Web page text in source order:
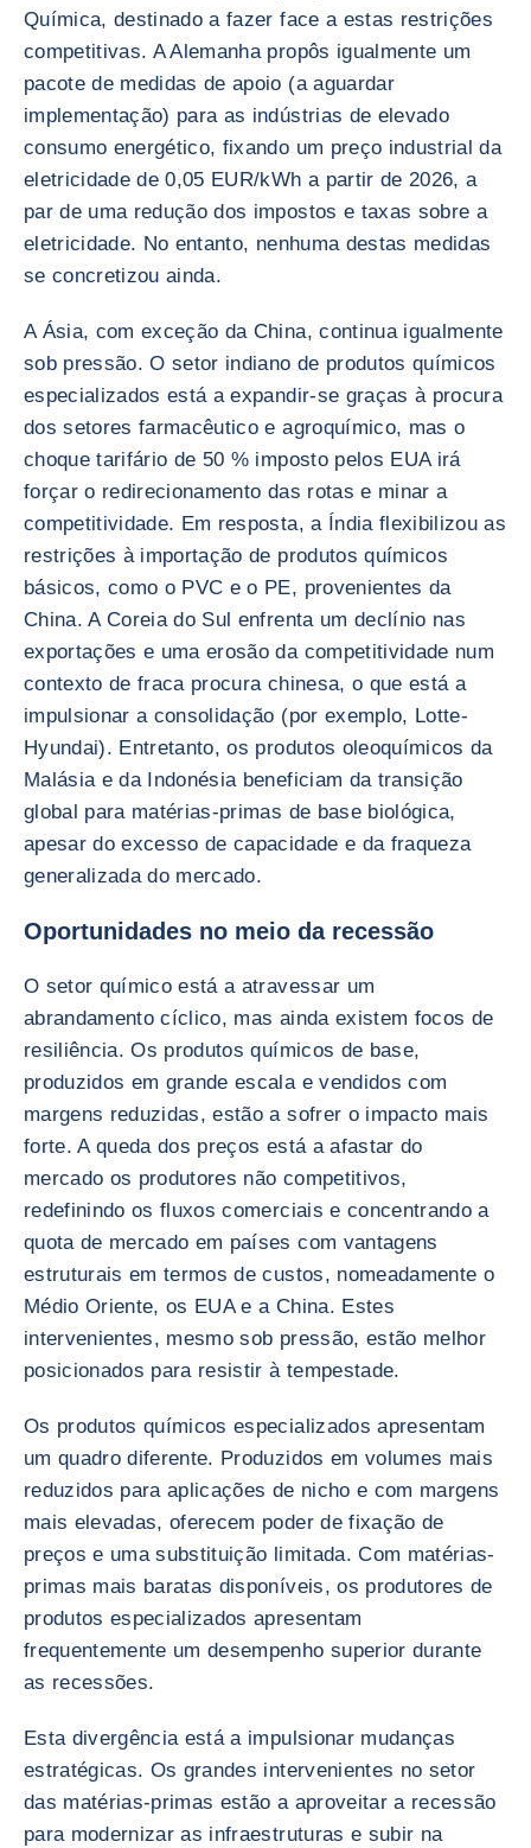
Química, destinado a fazer face a estas restrições
competitivas. A Alemanha propôs igualmente um
pacote de medidas de apoio (a aguardar
implementação) para as indústrias de elevado
consumo energético, fixando um preço industrial da
eletricidade de 0,05 EUR/kWh a partir de 2026, a
par de uma redução dos impostos e taxas sobre a
eletricidade. No entanto, nenhuma destas medidas
se concretizou ainda.
A Ásia, com exceção da China, continua igualmente
sob pressão. O setor indiano de produtos químicos
especializados está a expandir-se graças à procura
dos setores farmacêutico e agroquímico, mas o
choque tarifário de 50 % imposto pelos EUA irá
forçar o redirecionamento das rotas e minar a
competitividade. Em resposta, a Índia flexibilizou as
restrições à importação de produtos químicos
básicos, como o PVC e o PE, provenientes da
China. A Coreia do Sul enfrenta um declínio nas
exportações e uma erosão da competitividade num
contexto de fraca procura chinesa, o que está a
impulsionar a consolidação (por exemplo, Lotte-
Hyundai). Entretanto, os produtos oleoquímicos da
Malásia e da Indonésia beneficiam da transição
global para matérias-primas de base biológica,
apesar do excesso de capacidade e da fraqueza
generalizada do mercado.
Oportunidades no meio da recessão
O setor químico está a atravessar um
abrandamento cíclico, mas ainda existem focos de
resiliência. Os produtos químicos de base,
produzidos em grande escala e vendidos com
margens reduzidas, estão a sofrer o impacto mais
forte. A queda dos preços está a afastar do
mercado os produtores não competitivos,
redefinindo os fluxos comerciais e concentrando a
quota de mercado em países com vantagens
estruturais em termos de custos, nomeadamente o
Médio Oriente, os EUA e a China. Estes
intervenientes, mesmo sob pressão, estão melhor
posicionados para resistir à tempestade.
Os produtos químicos especializados apresentam
um quadro diferente. Produzidos em volumes mais
reduzidos para aplicações de nicho e com margens
mais elevadas, oferecem poder de fixação de
preços e uma substituição limitada. Com matérias-
primas mais baratas disponíveis, os produtores de
produtos especializados apresentam
frequentemente um desempenho superior durante
as recessões.
Esta divergência está a impulsionar mudanças
estratégicas. Os grandes intervenientes no setor
das matérias-primas estão a aproveitar a recessão
para modernizar as infraestruturas e subir na